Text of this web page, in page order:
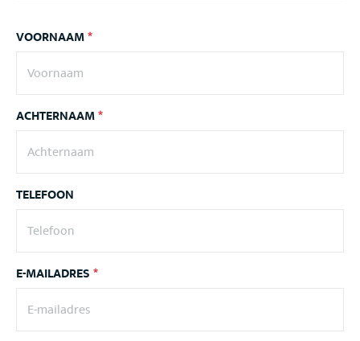
VOORNAAM*
ACHTERNAAM*
TELEFOON
E-MAILADRES*